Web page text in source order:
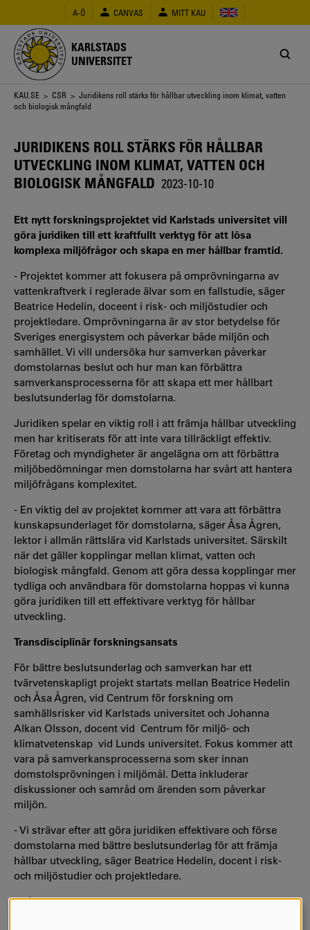
huvudinnehåll
A-Ö CANVAS MITT KAU
KARLSTADS
UNIVERSITET
Länkstig
KAU.SE > CSR > Juridikens roll stärks för hållbar utveckling inom klimat, vatten
och biologisk mångfald
JURIDIKENS ROLL STÄRKS FÖR HÅLLBAR
UTVECKLING INOM KLIMAT, VATTEN OCH
BIOLOGISK MÅNGFALD 2023-10-10
Ett nytt forskningsprojektet vid Karlstads universitet vill
göra juridiken till ett kraftfullt verktyg för att lösa
komplexa miljöfrågor och skapa en mer hållbar framtid.
- Projektet kommer att fokusera på omprövningarna av
vattenkraftverk i reglerade älvar som en fallstudie, säger
Beatrice Hedelin, doceent i risk- och miljöstudier och
projektledare. Omprövningarna är av stor betydelse för
Sveriges energisystem och påverkar både miljön och
samhället. Vi vill undersöka hur samverkan påverkar
domstolarnas beslut och hur man kan förbättra
samverkansprocesserna för att skapa ett mer hållbart
beslutsunderlag för domstolarna.
Juridiken spelar en viktig roll i att främja hållbar utveckling
men har kritiserats för att inte vara tillräckligt effektiv.
Företag och myndigheter är angelägna om att förbättra
miljöbedömningar men domstolarna har svårt att hantera
miljöfrågans komplexitet.
- En viktig del av projektet kommer att vara att förbättra
kunskapsunderlaget för domstolarna, säger Åsa Ågren,
lektor i allmän rättslära vid Karlstads universitet. Särskilt
när det gäller kopplingar mellan klimat, vatten och
biologisk mångfald. Genom att göra dessa kopplingar mer
tydliga och användbara för domstolarna hoppas vi kunna
göra juridiken till ett effektivare verktyg för hållbar
utveckling.
Transdisciplinär forskningsansats
För bättre beslutsunderlag och samverkan har ett
tvärvetenskapligt projekt startats mellan Beatrice Hedelin
och Åsa Ågren, vid Centrum för forskning om
samhällsrisker vid Karlstads universitet och Johanna
Alkan Olsson, docent vid Centrum för miljö- och
klimatvetenskap vid Lunds universitet. Fokus kommer att
vara på samverkansprocesserna som sker innan
domstolsprövningen i miljömål. Detta inkluderar
diskussioner och samråd om ärenden som påverkar
miljön.
- Vi strävar efter att göra juridiken effektivare och förse
domstolarna med bättre beslutsunderlag för att främja
hållbar utveckling, säger Beatrice Hedelin, docent i risk-
och miljöstudier och projektledare.
- Både näringsliv och myndigheter är angelägna om att